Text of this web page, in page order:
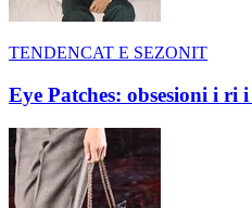
TENDENCAT E SEZONIT
Eye Patches: obsesioni i ri